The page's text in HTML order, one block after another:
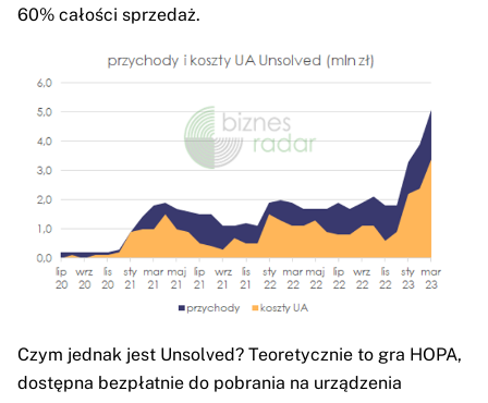
60% całości sprzedaż.
Czym jednak jest Unsolved? Teoretycznie to gra HOPA,
dostępna bezpłatnie do pobrania na urządzenia